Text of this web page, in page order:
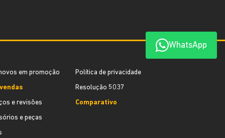
WhatsApp
em promoção
e revisões
e peças
Política de privacidade
Resolução 5037
Comparativo